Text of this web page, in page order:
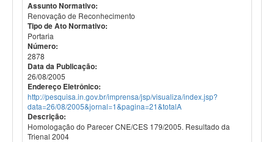
Assunto Normativo:
Renovação de Reconhecimento
Tipo de Ato Normativo:
Portaria
Número:
2878
Data da Publicação:
26/08/2005
Endereço Eletrônico:
http://pesquisa.in.gov.br/imprensa/jsp/visualiza/index.jsp?
data=26/08/2005&jornal=1&pagina=21&totalA
Descrição:
Homologação do Parecer CNE/CES 179/2005. Resultado da
Trienal 2004